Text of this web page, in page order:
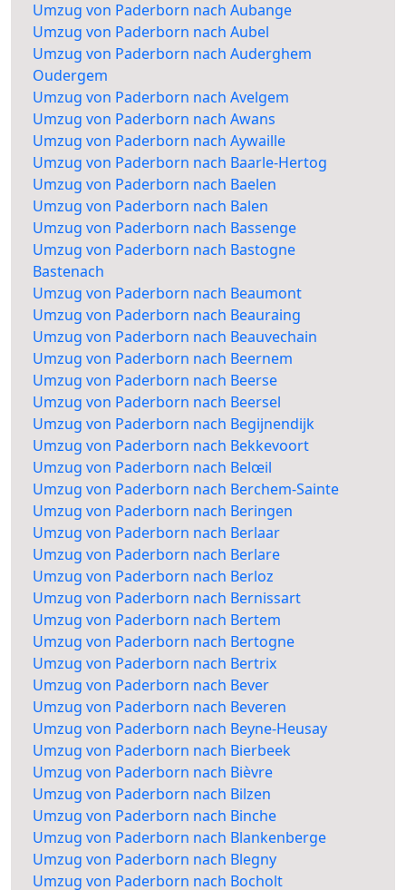
Umzug von Paderborn nach Aubange
Umzug von Paderborn nach Aubel
Umzug von Paderborn nach Auderghem
Oudergem
Umzug von Paderborn nach Avelgem
Umzug von Paderborn nach Awans
Umzug von Paderborn nach Aywaille
Umzug von Paderborn nach Baarle-Hertog
Umzug von Paderborn nach Baelen
Umzug von Paderborn nach Balen
Umzug von Paderborn nach Bassenge
Umzug von Paderborn nach Bastogne
Bastenach
Umzug von Paderborn nach Beaumont
Umzug von Paderborn nach Beauraing
Umzug von Paderborn nach Beauvechain
Umzug von Paderborn nach Beernem
Umzug von Paderborn nach Beerse
Umzug von Paderborn nach Beersel
Umzug von Paderborn nach Begijnendijk
Umzug von Paderborn nach Bekkevoort
Umzug von Paderborn nach Belœil
Umzug von Paderborn nach Berchem-Sainte
Umzug von Paderborn nach Beringen
Umzug von Paderborn nach Berlaar
Umzug von Paderborn nach Berlare
Umzug von Paderborn nach Berloz
Umzug von Paderborn nach Bernissart
Umzug von Paderborn nach Bertem
Umzug von Paderborn nach Bertogne
Umzug von Paderborn nach Bertrix
Umzug von Paderborn nach Bever
Umzug von Paderborn nach Beveren
Umzug von Paderborn nach Beyne-Heusay
Umzug von Paderborn nach Bierbeek
Umzug von Paderborn nach Bièvre
Umzug von Paderborn nach Bilzen
Umzug von Paderborn nach Binche
Umzug von Paderborn nach Blankenberge
Umzug von Paderborn nach Blegny
Umzug von Paderborn nach Bocholt